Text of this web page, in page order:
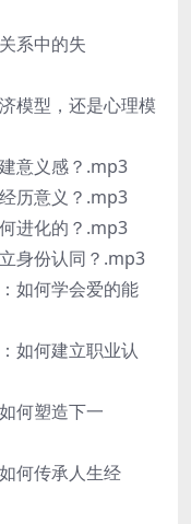
系中的失
模型，还是心理模
意义感？.mp3
历意义？.mp3
进化的？.mp3
身份认同？.mp3
如何学会爱的能
如何建立职业认
何塑造下一
何传承人生经